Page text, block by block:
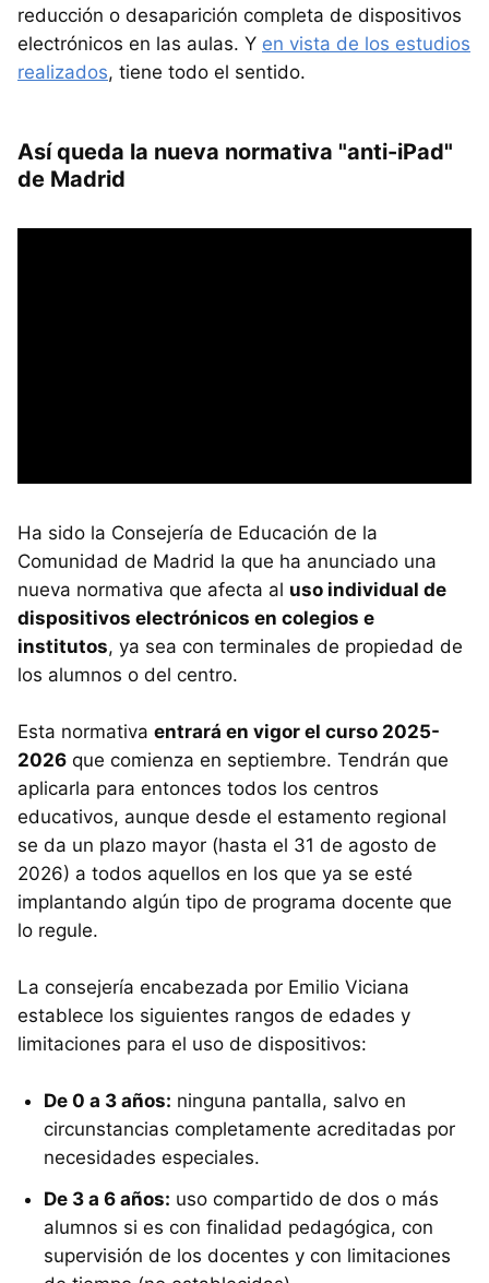
reducción o desaparición completa de dispositivos
electrónicos en las aulas. Y en vista de los estudios
realizados, tiene todo el sentido.
Así queda la nueva normativa "anti-iPad"
de Madrid
Ha sido la Consejería de Educación de la
Comunidad de Madrid la que ha anunciado una
nueva normativa que afecta al uso individual de
dispositivos electrónicos en colegios e
institutos, ya sea con terminales de propiedad de
los alumnos o del centro.
Esta normativa entrará en vigor el curso 2025-
2026 que comienza en septiembre. Tendrán que
aplicarla para entonces todos los centros
educativos, aunque desde el estamento regional
se da un plazo mayor (hasta el 31 de agosto de
2026) a todos aquellos en los que ya se esté
implantando algún tipo de programa docente que
lo regule.
La consejería encabezada por Emilio Viciana
establece los siguientes rangos de edades y
limitaciones para el uso de dispositivos:
De 0 a 3 años: ninguna pantalla, salvo en
circunstancias completamente acreditadas por
necesidades especiales.
De 3 a 6 años: uso compartido de dos o más
alumnos si es con finalidad pedagógica, con
supervisión de los docentes y con limitaciones